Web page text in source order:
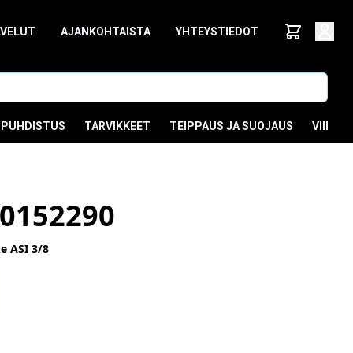
AJANKOHTAISTA YHTEYSTIEDOT
PUHDISTUS TARVIKKEET TEIPPAUS JA SUOJAUS
ASI 3/8